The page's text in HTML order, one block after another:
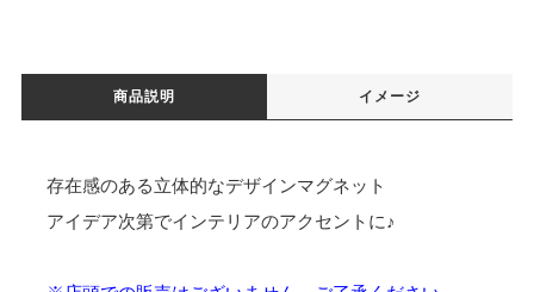
商品説明 イメージ
存在感のある立体的なデザインマグネット
アイデア次第でインテリアのアクセントに♪